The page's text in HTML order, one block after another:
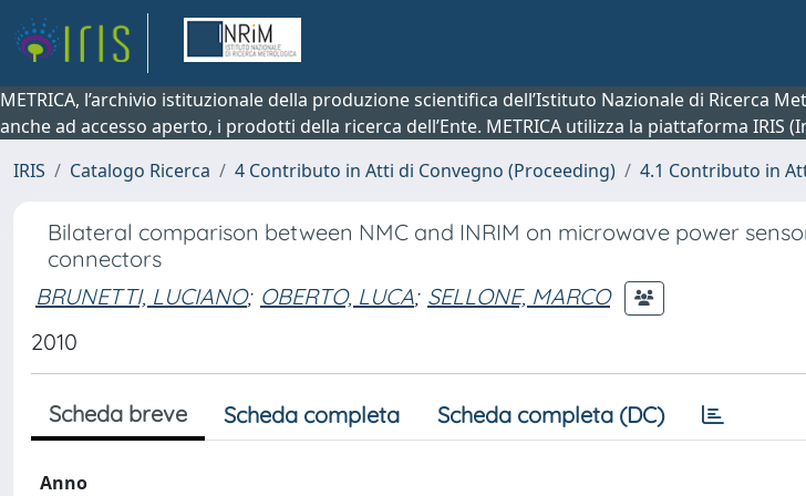
METRICA, l’archivio istituzionale della produzione scientifica dell’Istituto Nazionale di Ricerca
anche ad accesso aperto, i prodotti della ricerca dell’Ente. METRICA utilizza la piattaforma
IRIS
Catalogo Ricerca 4 Contributo in Atti di Convegno (Proceeding) 4.1 Contributo in
Bilateral comparison between NMC and INRIM on microwave power
connectors
BRUNETTI, LUCIANO; OBERTO, LUCA; SELLONE, MARCO
2010
Scheda breve Scheda completa Scheda completa (DC)
Anno